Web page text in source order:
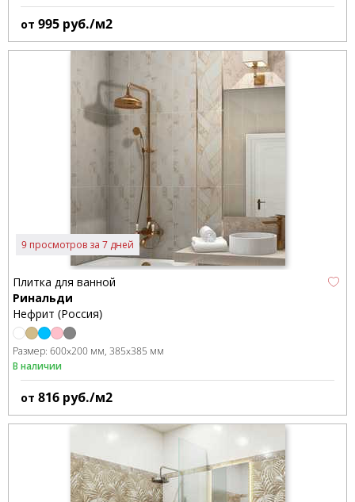
от 995 руб./м2
9 просмотров за 7 дней
Плитка для ванной
Ринальди
Нефрит (Россия)
Размер: 600x200 мм 385x385 мм
В наличии
от 816 руб./м2